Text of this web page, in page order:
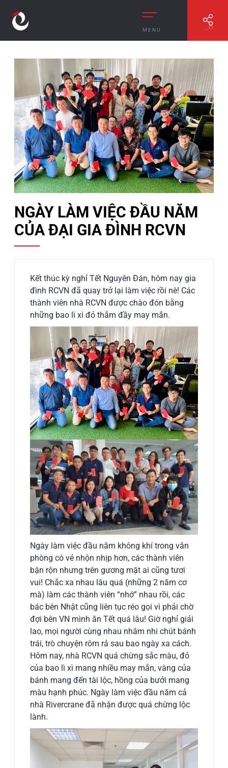
MENU
NGÀY LÀM VIỆC ĐẦU NĂM CỦA ĐẠI GIA ĐÌNH RCVN
NGÀY LÀM VIỆC ĐẦU NĂM
CỦA ĐẠI GIA ĐÌNH RCVN
Kết thúc kỳ nghỉ Tết Nguyên Đán, hôm nay gia
đình RCVN đã quay trở lại làm việc rồi nè! Các
thành viên nhà RCVN được chào đón bằng
những bao lì xì đỏ thắm đầy may mắn.
Ngày làm việc đầu năm không khí trong văn
phòng có vẻ nhộn nhịp hơn, các thành viên
bận rộn nhưng trên gương mặt ai cũng tươi
vui! Chắc xa nhau lâu quá (những 2 năm cơ
mà) làm các thành viên “nhớ” nhau rồi, các
bác bên Nhật cũng liên tục réo gọi vì phải chờ
đợi bên VN mình ăn Tết quá lâu! Giờ nghỉ giải
lao, mọi người cùng nhau nhâm nhi chút bánh
trái, trò chuyện rôm rả sau bao ngày xa cách.
Hôm nay, nhà RCVN quá chừng sắc màu, đỏ
của bao lì xì mang nhiều may mắn, vàng của
bánh mang đến tài lộc, hồng của bưởi mang
màu hạnh phúc. Ngày làm việc đầu năm cả
nhà Rivercrane đã nhận được quá chừng lộc
lành.